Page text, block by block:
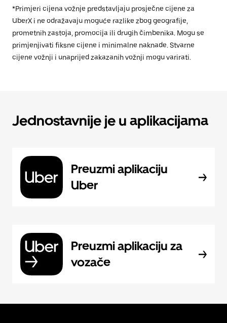
*Primjeri cijena vožnje predstavljaju prosječne cijene za
UberX i ne odražavaju moguće razlike zbog geografije,
prometnih zastoja, promocija ili drugih čimbenika. Mogu se
primjenjivati fiksne cijene i minimalne naknade. Stvarne
cijene vožnji i unaprijed zakazanih vožnji mogu varirati.
Jednostavnije je u aplikacijama
Preuzmi aplikaciju
Uber
Preuzmi aplikaciju za
vozače